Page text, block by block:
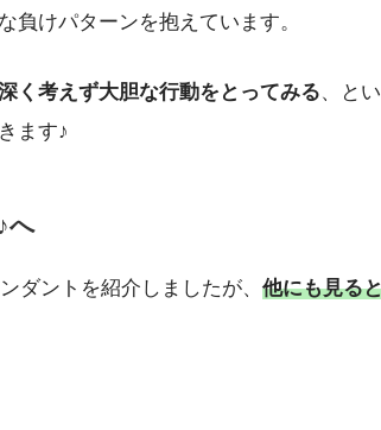
負けパターンを抱えています。
く考えず大胆な行動をとってみる、と
ます♪
へ
ダントを紹介しましたが、他にも見る